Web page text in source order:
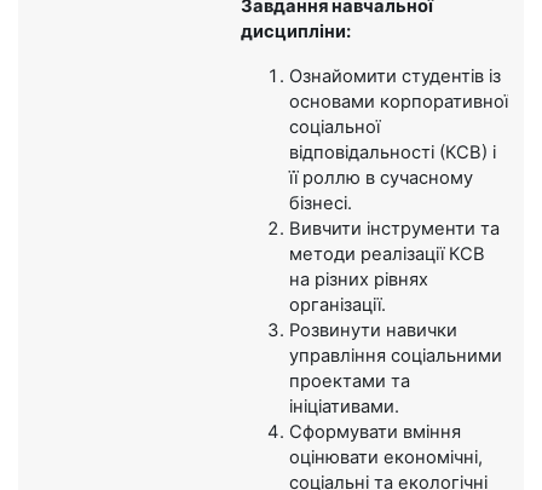
Завдання навчальної
дисципліни:
Ознайомити студентів із
основами корпоративної
соціальної
відповідальності (КСВ) і
її роллю в сучасному
бізнесі.
Вивчити інструменти та
методи реалізації КСВ
на різних рівнях
організації.
Розвинути навички
управління соціальними
проектами та
ініціативами.
Сформувати вміння
оцінювати економічні,
соціальні та екологічні